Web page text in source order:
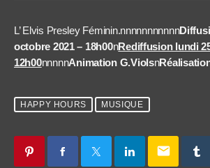
L’ Elvis Presley Féminin.nnnnnnnnnnn
octobre 2021 – 18h00nRediffusion lundi
12h00nnnnnAnimation G.Violsn
HAPPY HOURS MUSIQUE
email